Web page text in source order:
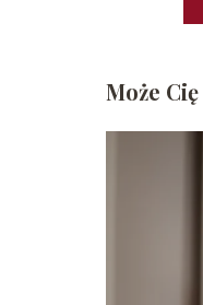
Może